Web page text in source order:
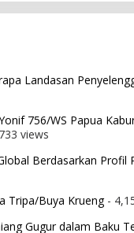
Landasan
756/WS Papua
views
Berdasarkan Profil
Tripa/Buya Krueng-
Gugur dalam Baku